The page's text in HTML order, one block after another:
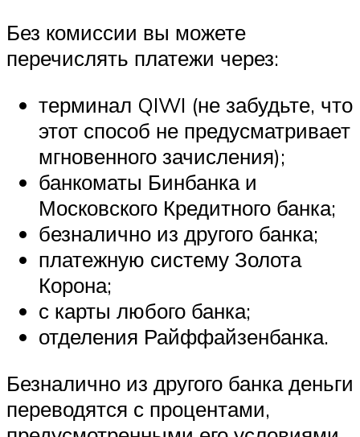
Без комиссии вы можете
перечислять платежи через:
терминал QIWI (не забудьте, что
этот способ не предусматривает
мгновенного зачисления);
банкоматы Бинбанка и
Московского Кредитного банка;
безналично из другого банка;
платежную систему Золота
Корона;
с карты любого банка;
отделения Райффайзенбанка.
Безналично из другого банка деньги
переводятся с процентами,